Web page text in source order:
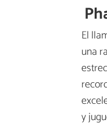
El
una
y